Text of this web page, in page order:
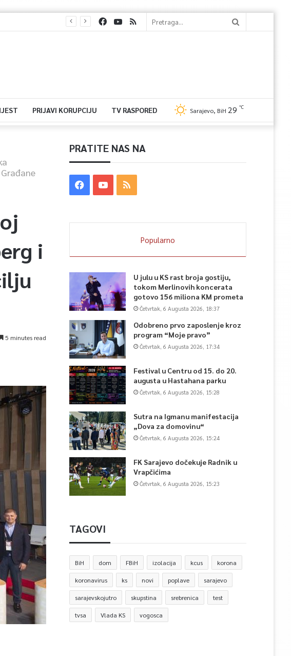
PRIJAVI KORUPCIJU TV RASPORED Sarajevo, BiH 29 ℃
i
5 minutes read
PRATITE NAS NA
Popularno
U julu u KS rast broja gostiju,
tokom Merlinovih koncerata
gotovo 156 miliona KM prometa
Četvrtak, 6 Augusta 2026, 18:37
Odobreno prvo zaposlenje kroz
program “Moje pravo”
Četvrtak, 6 Augusta 2026, 17:34
Festival u Centru od 15. do 20.
augusta u Hastahana parku
Četvrtak, 6 Augusta 2026, 15:28
Sutra na Igmanu manifestacija
„Dova za domovinu“
Četvrtak, 6 Augusta 2026, 15:24
FK Sarajevo dočekuje Radnik u
Vrapčićima
Četvrtak, 6 Augusta 2026, 15:23
TAGOVI
BiH dom FBiH izolacija kcus korona
koronavirus ks novi poplave sarajevo
sarajevskojutro skupstina srebrenica test
tvsa Vlada KS vogosca